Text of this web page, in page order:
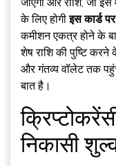
के लिए होगीइस कार्ड
कमीशन एकत्र होने के
शेष राशि की पुष्टि
और गंतव्य वॉलेट तक
बात है।
निकासी